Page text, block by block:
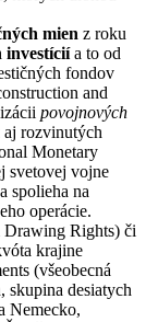
mien z roku
investíciía to od
fondov
and
povojnových
rozvinutých
Monetary
svetovej vojne
spolieha na
operácie.
Drawing Rights) či
krajine
(všeobecná
, skupina desiatych
Nemecko,